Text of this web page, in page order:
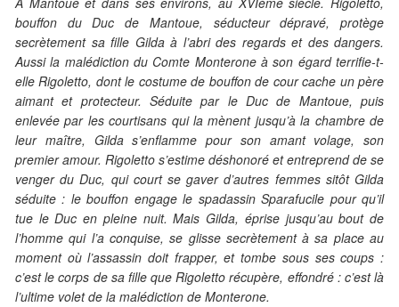
bouffon du Duc de Mantoue, séducteur dépravé, protège
secrètement sa fille Gilda à l’abri des regards et des dangers.
Aussi la malédiction du Comte Monterone à son égard terrifie-t-
elle Rigoletto, dont le costume de bouffon de cour cache un père
aimant et protecteur. Séduite par le Duc de Mantoue, puis
enlevée par les courtisans qui la mènent jusqu’à la chambre de
leur maître, Gilda s’enflamme pour son amant volage, son
premier amour. Rigoletto s’estime déshonoré et entreprend de se
venger du Duc, qui court se gaver d’autres femmes sitôt Gilda
séduite : le bouffon engage le spadassin Sparafucile pour qu’il
tue le Duc en pleine nuit. Mais Gilda, éprise jusqu’au bout de
l’homme qui l’a conquise, se glisse secrètement à sa place au
moment où l’assassin doit frapper, et tombe sous ses coups :
c’est le corps de sa fille que Rigoletto récupère, effondré : c’est là
l’ultime volet de la malédiction de Monterone.